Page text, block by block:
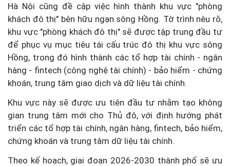
Hà Nội cũng đề cập việc hình thành khu vực "phòng
khách đô thị" bên hữu ngạn sông Hồng. Tờ trình nêu rõ,
khu vực "phòng khách đô thị" sẽ được tập trung đầu tư
để phục vụ mục tiêu tái cấu trúc đô thị khu vực sông
Hồng, trong đó hình thành các tổ hợp tài chính - ngân
hàng - fintech (công nghệ tài chính) - bảo hiểm - chứng
khoán, trung tâm giao dịch và dữ liệu tài chính.
Khu vực này sẽ được ưu tiên đầu tư nhằm tạo không
gian trung tâm mới cho Thủ đô, với định hướng phát
triển các tổ hợp tài chính, ngân hàng, fintech, bảo hiểm,
chứng khoán và trung tâm dữ liệu tài chính.
Theo kế hoạch, giai đoạn 2026-2030 thành phố sẽ ưu